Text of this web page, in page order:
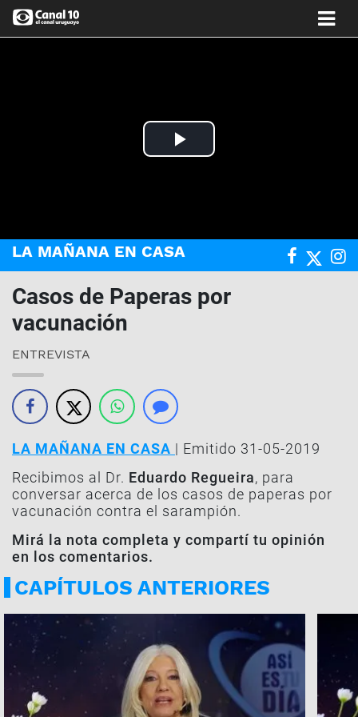
Play
LA MAÑANA EN CASA
Casos de Paperas por
vacunación
ENTREVISTA
LA MAÑANA EN CASA | Emitido 31-05-2019
Recibimos al Dr. Eduardo Regueira, para
conversar acerca de los casos de paperas por
vacunación contra el sarampión.
Mirá la nota completa y compartí tu opinión
en los comentarios.
CAPÍTULOS ANTERIORES